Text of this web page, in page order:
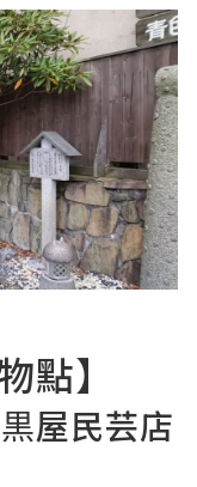
點】
屋民芸店